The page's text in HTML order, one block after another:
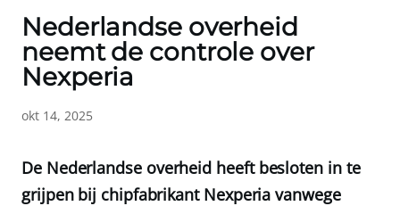
Nederlandse overheid
neemt de controle over
Nexperia
okt 14, 2025
De Nederlandse overheid heeft besloten in te
grijpen bij chipfabrikant Nexperia vanwege